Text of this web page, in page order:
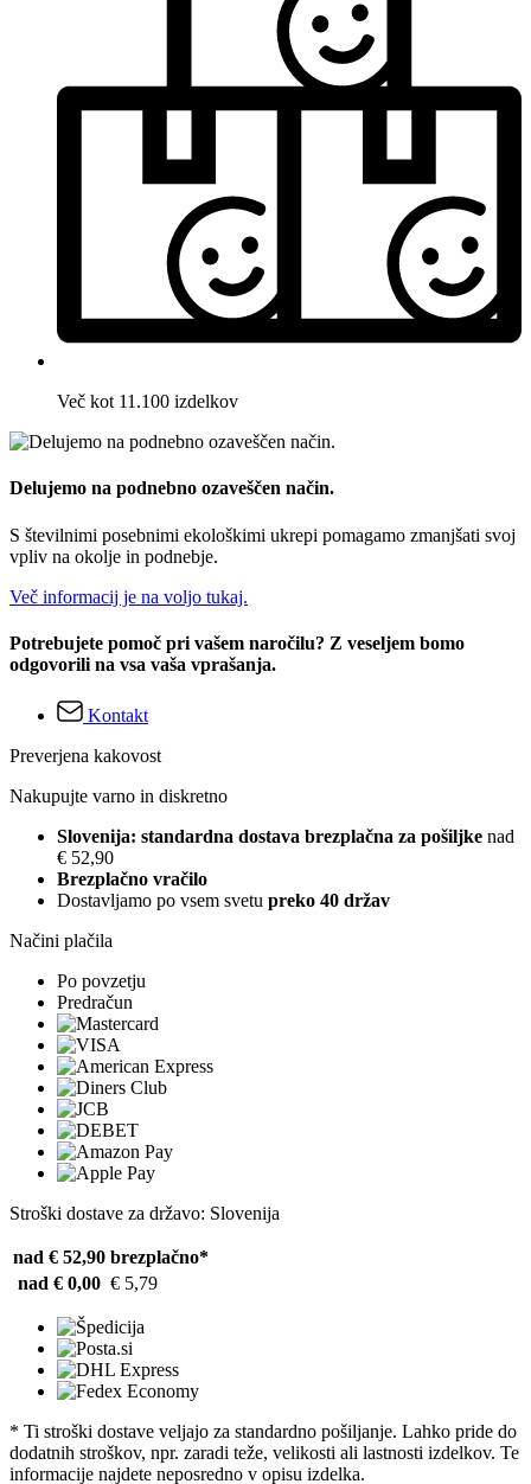
Več kot 11.100 izdelkov
Delujemo na podnebno ozaveščen način.
S številnimi posebnimi ekološkimi ukrepi pomagamo zmanjšati svoj
vpliv na okolje in podnebje.
Več informacij je na voljo tukaj.
Potrebujete pomoč pri vašem naročilu? Z veseljem bomo
odgovorili na vsa vaša vprašanja.
Kontakt
Preverjena kakovost
Nakupujte varno in diskretno
Slovenija: standardna dostava brezplačna za pošiljke nad
€ 52,90
Brezplačno vračilo
Dostavljamo po vsem svetu preko 40 držav
Načini plačila
Po povzetju
Predračun
Stroški dostave za državo: Slovenija
nad € 52,90 brezplačno*
nad € 0,00 € 5,79
* Ti stroški dostave veljajo za standardno pošiljanje. Lahko pride do
dodatnih stroškov, npr. zaradi teže, velikosti ali lastnosti izdelkov. Te
informacije najdete neposredno v opisu izdelka.